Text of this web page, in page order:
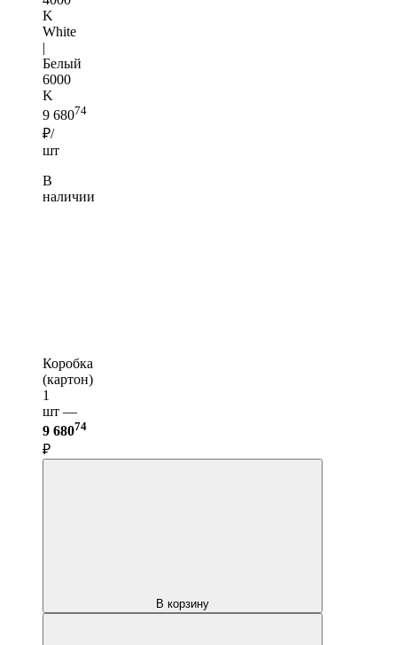
K
White
|
Белый
6000
K
9 68074
₽/
шт
В
наличии
Коробка
(картон)
1
шт —
9 68074
₽
В корзину